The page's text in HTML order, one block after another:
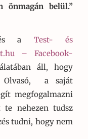
önmagán belül.”
és a Test- és
– Facebook-
áll, hogy
Olvasó, a saját
megfogalmazni
te nehezen tudsz
tudni, hogy nem